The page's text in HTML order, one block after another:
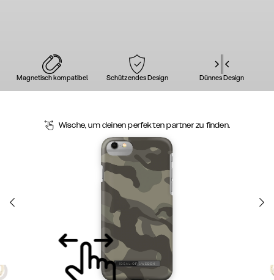
Magnetisch kompatibel Schützendes Design Dünnes Design
Wische, um deinen perfekten partner zu finden.